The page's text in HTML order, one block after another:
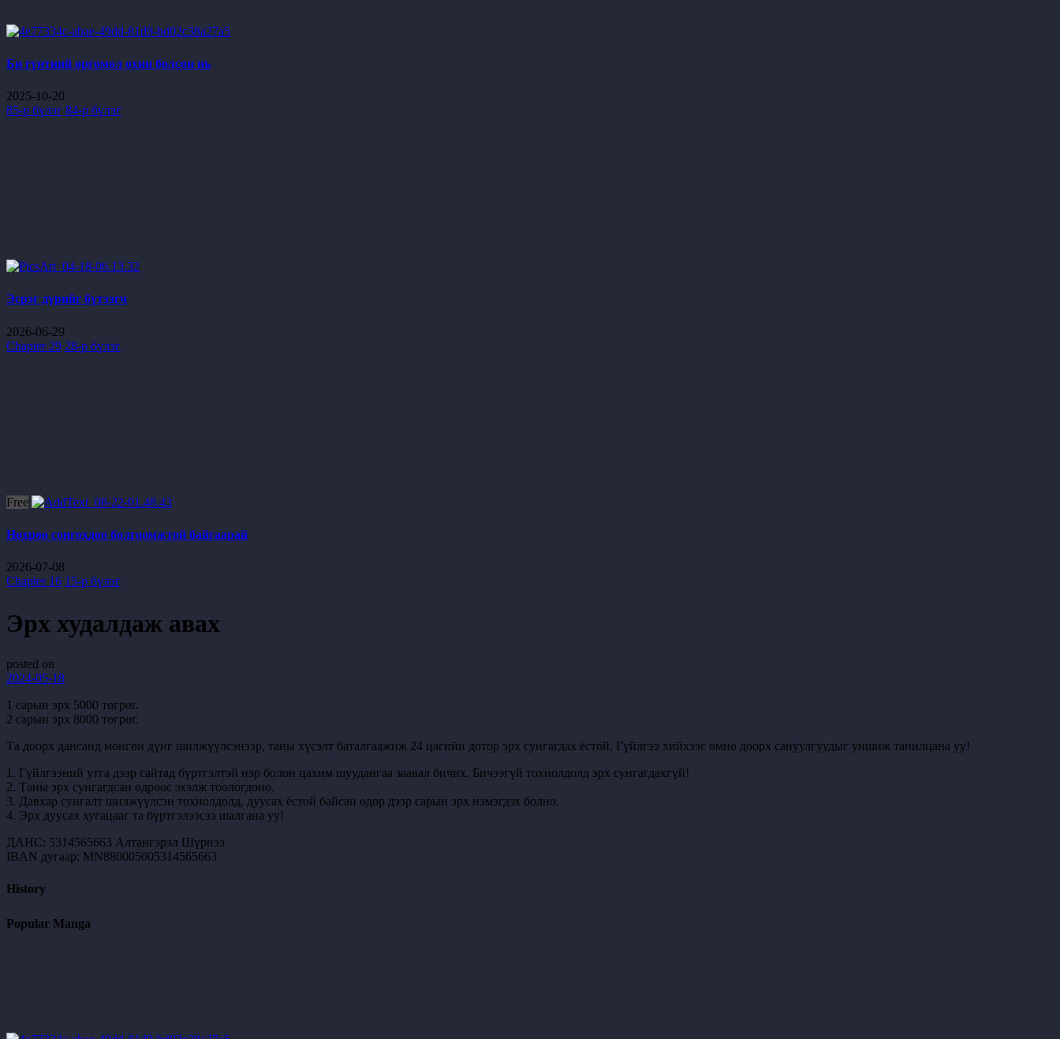
Би гүнтний өргөмөл охин болсон нь
2025-10-20
85-р бүлэг 84-р бүлэг
Эсрэг дүрийг бүтээгч
2026-06-29
Chapter 29 28-р бүлэг
Free
Нөхрөө сонгохдоо болгоомжтой байгаарай
2026-07-08
Chapter 16 15-р бүлэг
Эрх худалдаж авах
posted on
2024-05-18
1 сарын эрх 5000 төгрөг.
2 сарын эрх 8000 төгрөг.
Та доорх дансанд мөнгөн дүнг шилжүүлсэнээр, таны хүсэлт баталгаажиж 24 цагийн дотор эрх сунгагдах ёстой. Гүйлгээ хийхээс өмнө доорх сануулгуудыг уншиж танилцана уу!
1. Гүйлгээний утга дээр сайтад бүртгэлтэй нэр болон цахим шуудангаа заавал бичих. Бичээгүй тохиолдолд эрх сунгагдахгүй!
2. Таны эрх сунгагдсан өдрөөс эхэлж тоологдоно.
3. Давхар сунгалт шилжүүлсэн тохиолдолд, дуусах ёстой байсан өдөр дээр сарын эрх нэмэгдэх болно.
4. Эрх дуусах хугацааг та бүртгэлээсээ шалгана уу!
ДАНС: 5314565663 Алтангэрэл Шүрнээ
IBAN дугаар: MN880005005314565663
History
Popular Manga